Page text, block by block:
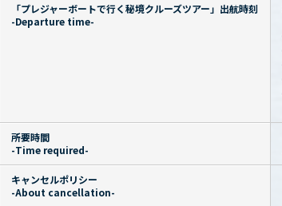
「プレジャーボートで行く秘境クルーズツアー」出航時刻
-Departure time-
所要時間
-Time required-
キャンセルポリシー
-About cancellation-